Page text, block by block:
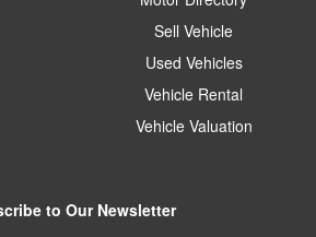
Sell Vehicle
Used Vehicles
Vehicle Rental
Vehicle Valuation
to Our Newsletter